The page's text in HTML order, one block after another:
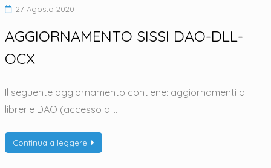
27 Agosto 2020
AGGIORNAMENTO SISSI DAO-DLL-
OCX
Il seguente aggiornamento contiene: aggiornamenti di
librerie DAO (accesso al…
Continua a leggere